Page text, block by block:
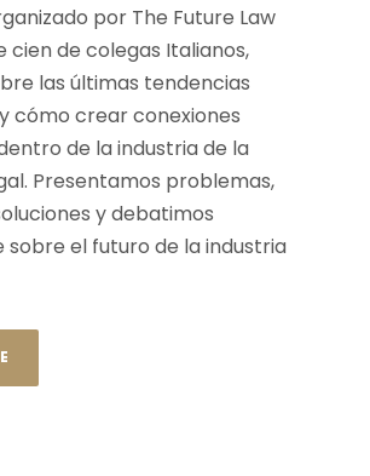
por The Future Law
cien de colegas Italianos,
las últimas tendencias
cómo crear conexiones
de la industria de la
Presentamos problemas,
y debatimos
el futuro de la industria